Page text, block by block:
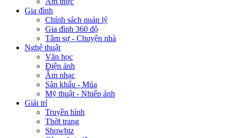
Gia đình
Chính sách quản lý
Gia đình 360 độ
Tâm sự - Chuyện nhà
Nghệ thuật
Văn học
Điện ảnh
Âm nhạc
Sân khấu - Múa
Mỹ thuật - Nhiếp ảnh
Giải trí
Truyền hình
Thời trang
Showbiz